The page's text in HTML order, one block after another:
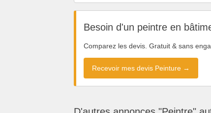
Besoin d'un peintre en
Comparez les devis. Gratuit & sans
Recevoir mes devis Peinture →